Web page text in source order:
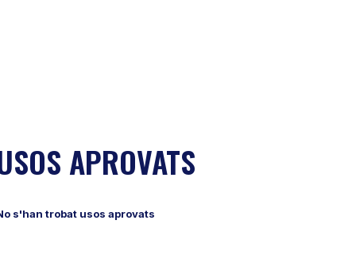
APROVATS
s'han trobat usos aprovats